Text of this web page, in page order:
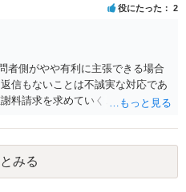
役にたった 2
者側がやや有利に主張できる場合
信もないことは不誠実な対応であ
料請求を求めていくことになるか
なることも方法の一つです。 ご自
にご質問者の不利になる事情を記
ルが上がってしまうため慎重に検
みる